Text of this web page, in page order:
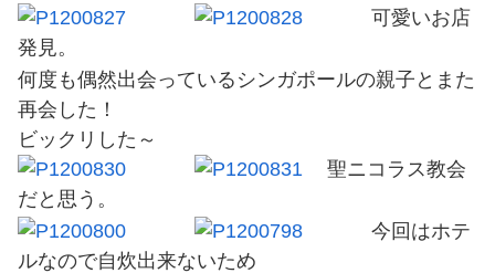
可愛いお店
発見。
何度も偶然出会っているシンガポールの親子とまた
再会した！
ビックリした～
聖ニコラス教会
だと思う。
今回はホテ
ルなので自炊出来ないため